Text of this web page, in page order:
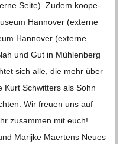
Seite). Zudem koope­
Han­no­ver (externe
Han­no­ver (externe
und Gut in Müh­len­berg
sich alle, die mehr über
Kurt Schwit­ters als Sohn
Wir freuen uns auf
zusam­men mit euch!
Mari­jke Maer­tens Neues